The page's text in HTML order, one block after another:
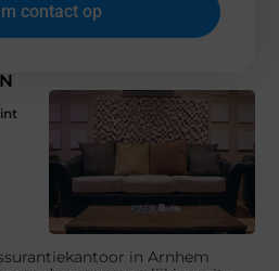
in Arnhem
contact op